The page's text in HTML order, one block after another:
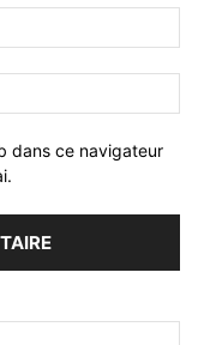
dans ce navigateur